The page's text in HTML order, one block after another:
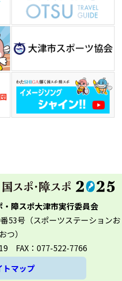
障スポ大津市実行委員会
53号（スポーツステーションお
おつ）
FAX：077-522-7766
トマップ